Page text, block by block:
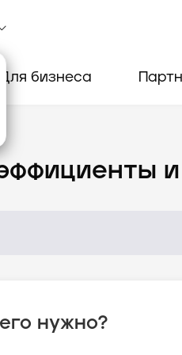
Для бизнеса
нужно?